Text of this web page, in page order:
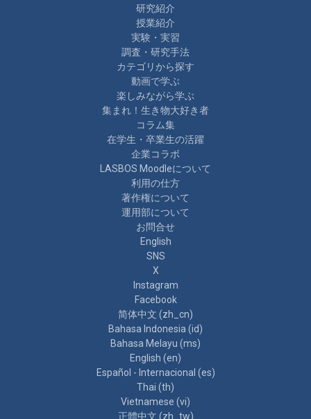
研究紹介
授業紹介
実験・実習
調査・研究手法
カテゴリから探す
動画で学ぶ
楽しみながら学ぶ
集まれ！生き物大好き者
コラム集
在学生・卒業生の活躍
企業コラボ
LASBOS Moodleについて
利用の仕方
著作権について
運用部について
お問合せ
English
SNS
X
Instagram
Facebook
简体中文 ‎(zh_cn)‎
Bahasa Indonesia ‎(id)‎
Bahasa Melayu ‎(ms)‎
English ‎(en)‎
Español - Internacional ‎(es)‎
Thai ‎(th)‎
Vietnamese ‎(vi)‎
正體中文 ‎(zh_tw)‎